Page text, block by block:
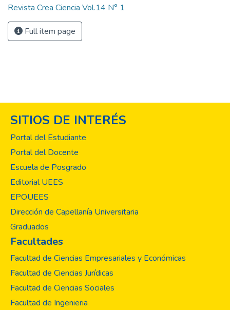
Revista Crea Ciencia Vol.14 N° 1
Full item page
SITIOS DE INTERÉS
Portal del Estudiante
Portal del Docente
Escuela de Posgrado
Editorial UEES
EPOUEES
Dirección de Capellanía Universitaria
Graduados
Facultades
Facultad de Ciencias Empresariales y Económicas
Facultad de Ciencias Jurídicas
Facultad de Ciencias Sociales
Facultad de Ingenieria